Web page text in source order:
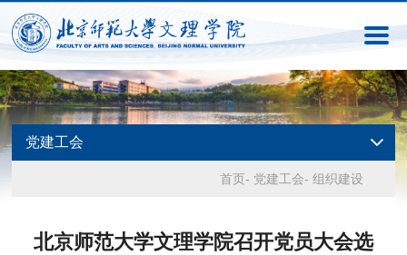
党建工会
首页- 党建工会- 组织建设
北京师范大学文理学院召开党员大会选